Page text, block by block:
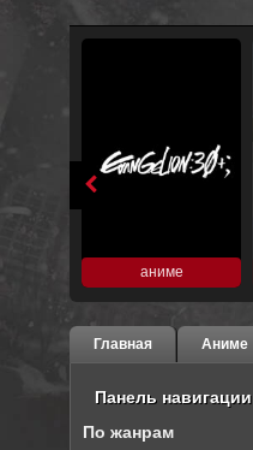
аниме
Главная Аниме
Панель навигации
По жанрам